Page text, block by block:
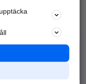
sökningar